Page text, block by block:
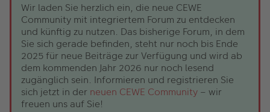
Wir laden Sie herzlich ein, die neue CEWE
Community mit integriertem Forum zu entdecken
und künftig zu nutzen. Das bisherige Forum, in dem
Sie sich gerade befinden, steht nur noch bis Ende
2025 für neue Beiträge zur Verfügung und wird ab
dem kommenden Jahr 2026 nur noch lesend
zugänglich sein. Informieren und registrieren Sie
sich jetzt in der neuen CEWE Community – wir
freuen uns auf Sie!